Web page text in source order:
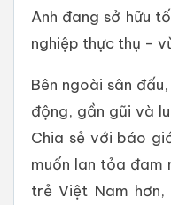
Anh đang sở hữu
nghiệp thực thụ –
Bên ngoài sân
động, gần gũi và
Chia sẻ với báo
muốn lan tỏa đam
trẻ Việt Nam